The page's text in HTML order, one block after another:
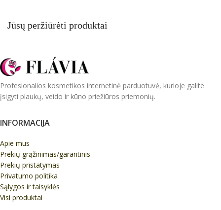
Jūsų peržiūrėti produktai
Profesionalios kosmetikos internetinė parduotuvė, kurioje galite
įsigyti plaukų, veido ir kūno priežiūros priemonių.
INFORMACIJA
Apie mus
Prekių grąžinimas/garantinis
Prekių pristatymas
Privatumo politika
Sąlygos ir taisyklės
Visi produktai